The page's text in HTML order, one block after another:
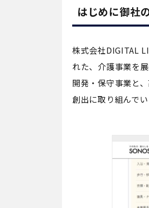
はじめに御社
株式会社DIGITAL
れた、介護事業を
開発・保守事業と
創出に取り組んでい